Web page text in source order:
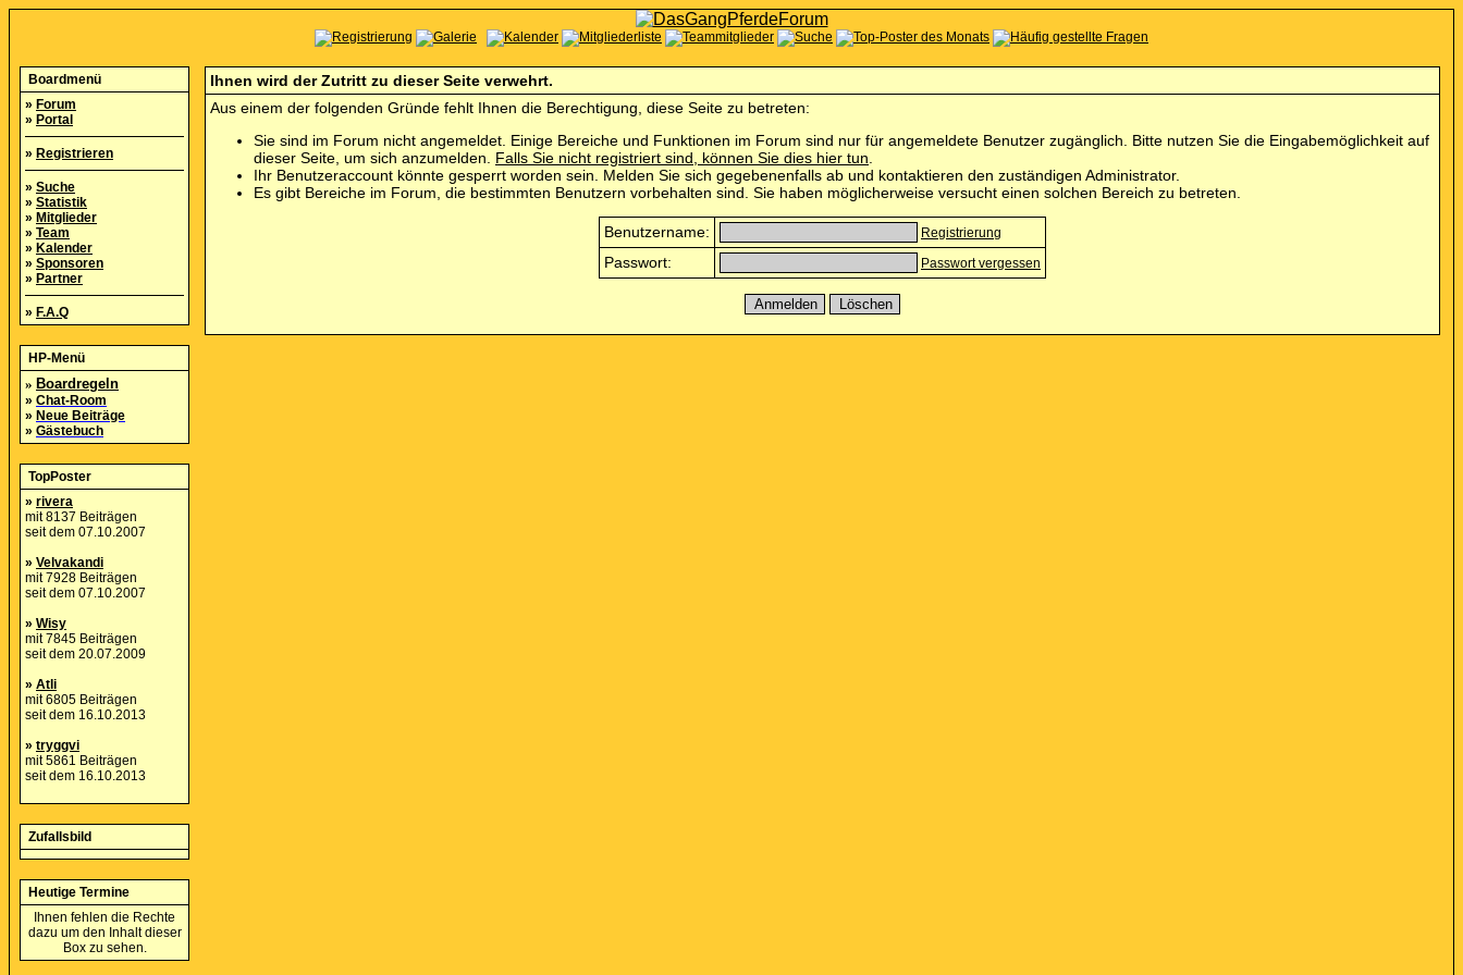
Boardmenü
» Forum
» Portal
» Registrieren
» Suche
» Statistik
» Mitglieder
» Team
» Kalender
» Sponsoren
» Partner
» F.A.Q
HP-Menü
» Boardregeln
» Chat-Room
» Neue Beiträge
» Gästebuch
TopPoster
» rivera
mit 8137 Beiträgen
seit dem 07.10.2007
» Velvakandi
mit 7928 Beiträgen
seit dem 07.10.2007
» Wisy
mit 7845 Beiträgen
seit dem 20.07.2009
» Atli
mit 6805 Beiträgen
seit dem 16.10.2013
» tryggvi
mit 5861 Beiträgen
seit dem 16.10.2013
Zufallsbild
Heutige Termine
Ihnen fehlen die Rechte
dazu um den Inhalt dieser
Box zu sehen.
Ihnen wird der Zutritt zu dieser Seite verwehrt.
Aus einem der folgenden Gründe fehlt Ihnen die Berechtigung, diese Seite zu betreten:
Sie sind im Forum nicht angemeldet. Einige Bereiche und Funktionen im Forum sind nur für angemeldete Benutzer zugänglich. Bitte nutzen Sie die Eingabemöglichkeit auf
dieser Seite, um sich anzumelden. Falls Sie nicht registriert sind, können Sie dies hier tun
Ihr Benutzeraccount könnte gesperrt worden sein. Melden Sie sich gegebenenfalls ab und kontaktieren den zuständigen Administrator.
Es gibt Bereiche im Forum, die bestimmten Benutzern vorbehalten sind. Sie haben möglicherweise versucht einen solchen Bereich zu betreten.
Benutzername: Registrierung
Passwort: Passwort vergessen